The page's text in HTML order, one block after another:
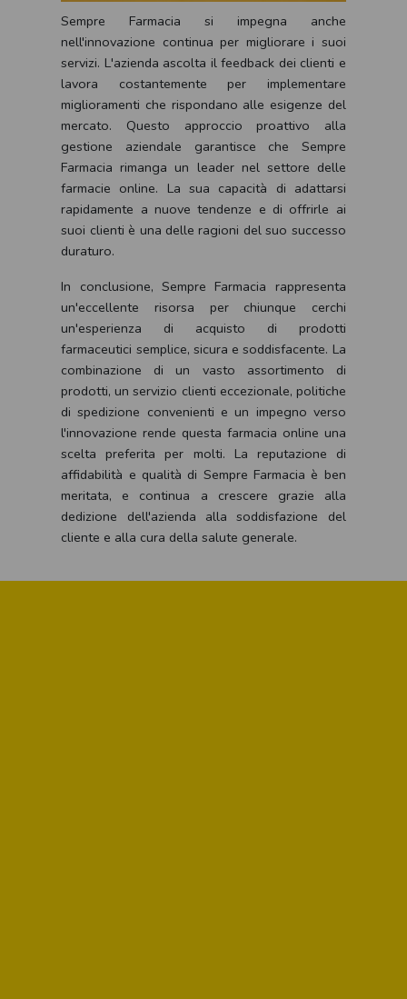
Sempre Farmacia si impegna anche
nell'innovazione continua per migliorare i suoi
servizi. L'azienda ascolta il feedback dei clienti e
lavora costantemente per implementare
miglioramenti che rispondano alle esigenze del
mercato. Questo approccio proattivo alla
gestione aziendale garantisce che Sempre
Farmacia rimanga un leader nel settore delle
farmacie online. La sua capacità di adattarsi
rapidamente a nuove tendenze e di offrirle ai
suoi clienti è una delle ragioni del suo successo
duraturo.
In conclusione, Sempre Farmacia rappresenta
un'eccellente risorsa per chiunque cerchi
un'esperienza di acquisto di prodotti
farmaceutici semplice, sicura e soddisfacente. La
combinazione di un vasto assortimento di
prodotti, un servizio clienti eccezionale, politiche
di spedizione convenienti e un impegno verso
l'innovazione rende questa farmacia online una
scelta preferita per molti. La reputazione di
affidabilità e qualità di Sempre Farmacia è ben
meritata, e continua a crescere grazie alla
dedizione dell'azienda alla soddisfazione del
cliente e alla cura della salute generale.